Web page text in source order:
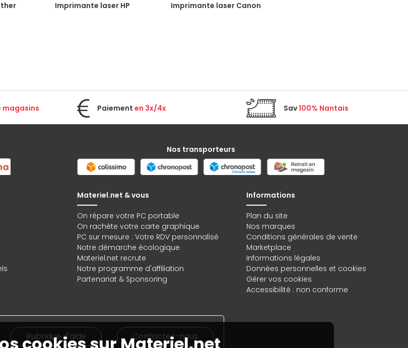
Imprimante laser HP Imprimante laser Canon
magasins Paiement en 3x/4x Sav100% Nantais
Nos transporteurs
Materiel.net & vous
On répare votre PC portable
On rachète votre carte graphique
PC sur mesure : Votre RDV personnalisé
Notre démarche écologique
Materiel.net recrute
Notre programme d'affiliation
Partenariat & Sponsoring
Informations
Plan du site
Nos marques
Conditions générales de vente
Marketplace
Informations légales
Données personnelles et cookies
Gérer vos cookies
Accessibilité : non conforme
Rubrique d'aide Contactez-nous